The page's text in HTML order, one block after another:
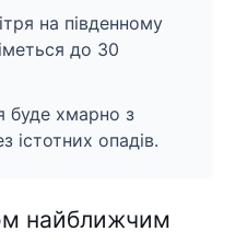
на південному
до 30
буде хмарно з
істотних опадів.
найближчим